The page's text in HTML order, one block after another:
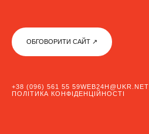
ОБГОВОРИТИ САЙТ ↗︎
+38 (096) 561 55 59WEB24H@UKR.NET
ПОЛІТИКА КОНФІДЕНЦІЙНОСТІ